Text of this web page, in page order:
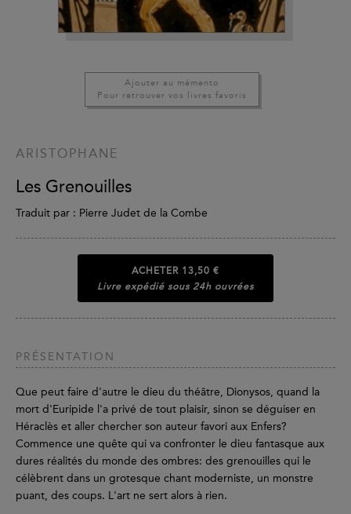
Ajouter au mémento
Pour retrouver vos livres favoris
ARISTOPHANE
Les Grenouilles
Traduit par : Pierre Judet de la Combe
ACHETER 13,50 €
Livre expédié sous 24h ouvrées
PRÉSENTATION
Que peut faire d'autre le dieu du théâtre, Dionysos, quand la
mort d'Euripide l'a privé de tout plaisir, sinon se déguiser en
Héraclès et aller chercher son auteur favori aux Enfers?
Commence une quête qui va confronter le dieu fantasque aux
dures réalités du monde des ombres: des grenouilles qui le
célèbrent dans un grotesque chant moderniste, un monstre
puant, des coups. L'art ne sert alors à rien.